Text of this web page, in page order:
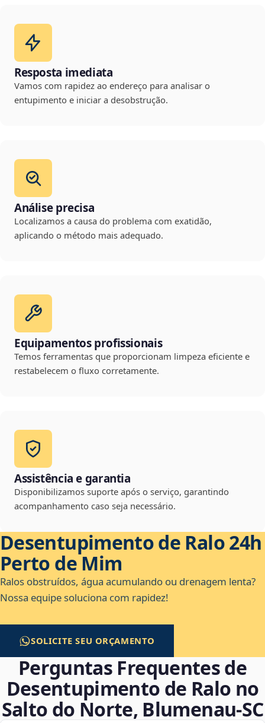
Resposta imediata
Vamos com rapidez ao endereço para analisar o
entupimento e iniciar a desobstrução.
Análise precisa
Localizamos a causa do problema com exatidão,
aplicando o método mais adequado.
Equipamentos profissionais
Temos ferramentas que proporcionam limpeza eficiente e
restabelecem o fluxo corretamente.
Assistência e garantia
Disponibilizamos suporte após o serviço, garantindo
acompanhamento caso seja necessário.
Desentupimento de Ralo 24h
Perto de Mim
Ralos obstruídos, água acumulando ou drenagem lenta?
Nossa equipe soluciona com rapidez!
SOLICITE SEU ORÇAMENTO
Perguntas Frequentes de
Desentupimento de Ralo no
Salto do Norte, Blumenau‑SC